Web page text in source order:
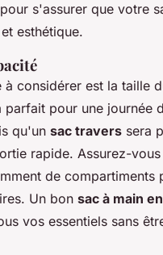
s'assurer que votre
esthétique.
à considérer est la taille
parfait pour une journée
qu'un sac travers sera
rapide. Assurez-
de compartiments
Un bon sac à main
vos essentiels sans